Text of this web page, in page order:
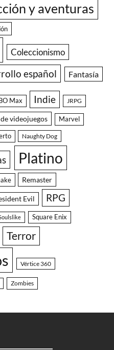
y aventuras
Coleccionismo
español Fantasía
Max Indie JRPG
videojuegos Marvel
Naughty Dog
Platino
Remaster
Evil RPG
Square Enix
Terror
Vértice 360
Zombies